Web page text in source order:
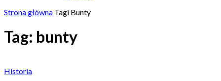
Strona główna Tagi Bunty
Tag: bunty
Historia